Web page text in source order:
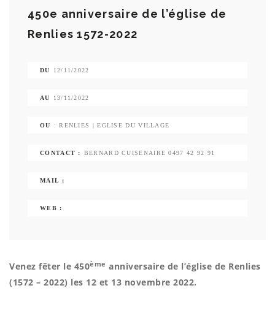
450e anniversaire de l’église de
Renlies 1572-2022
DU 12/11/2022
AU 13/11/2022
OU : RENLIES | EGLISE DU VILLAGE
CONTACT : BERNARD CUISENAIRE 0497 42 92 91
MAIL :
WEB :
Venez fêter le 450ème anniversaire de l’église de Renlies
(1572 – 2022) les 12 et 13 novembre 2022.